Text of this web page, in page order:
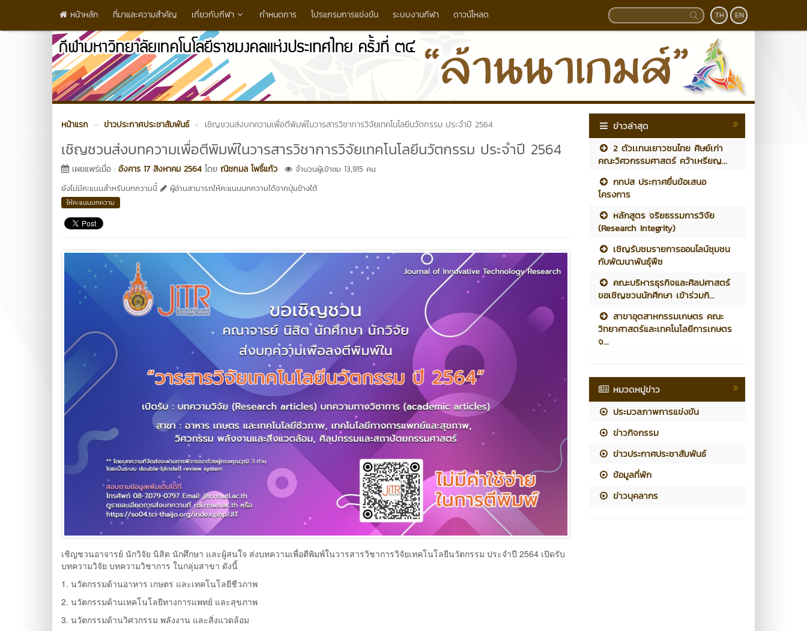
หน้าหลัก ที่มาและความสำคัญ เกี่ยวกับกีฬา กำหนดการ โปรแกรมการแข่งขัน ระบบงานกีฬา ดาวน์โหลด TH EN
หน้าแรก ข่าวประกาศประชาสัมพันธ์ เชิญชวนส่งบทความเพื่อตีพิมพ์ในวารสารวิชาการวิจัยเทคโนโลยีนวัตกรรม ประจำปี 2564
เชิญชวนส่งบทความเพื่อตีพิมพ์ในวารสารวิชาการวิจัยเทคโนโลยีนวัตกรรม ประจำปี 2564
เผยแพร่เมื่อ : อังคาร 17 สิงหาคม 2564 โดย ณิชกมล โพธิ์แก้ว
จำนวนผู้เข้าชม 13,915 คน
ยังไม่มีคะแนนสำหรับบทความนี้
ผู้อ่านสามารถให้คะแนนบทความได้จากปุ่มข้างใต้
ให้คะแนนบทความ
เชิญชวนอาจารย์ นักวิจัย นิสิต นักศึกษา และผู้สนใจ ส่งบทความเพื่อตีพิมพ์ในวารสารวิชาการวิจัยเทคโนโลยีนวัตกรรม ประจำปี 2564 เปิดรับ
บทความวิจัย บทความวิชาการ ในกลุ่มสาขา ดังนี้
1. นวัตกรรมด้านอาหาร เกษตร และเทคโนโลยีชีวภาพ
2. นวัตกรรมด้านเทคโนโลยีทางการแพทย์ และสุขภาพ
3. นวัตกรรมด้านวิศวกรรม พลังงาน และสิ่งแวดล้อม
ข่าวล่าสุด
2 ตัวเเทนเยาวชนไทย ศิษย์เก่า
คณะวิศวกรรมศาสตร์ คว้าเหรียญ...
กทปส ประกาศยื่นข้อเสนอ
โครงการ
หลักสูตร จริยธรรมการวิจัย
(Research Integrity)
เชิญรับชมรายการออนไลน์ชุมชน
กับพัฒนาพันธุ์พืช
คณะบริหารธุรกิจและศิลปศาสตร์
ขอเชิญชวนนักศึกษา เข้าร่วมกิ...
สาขาอุตสาหกรรมเกษตร คณะ
วิทยาศาสตร์และเทคโนโลยีการเกษตร
จ...
หมวดหมู่ข่าว
ประมวลภาพการแข่งขัน
ข่าวกิจกรรม
ข่าวประกาศประชาสัมพันธ์
ข้อมูลที่พัก
ข่าวบุคลากร